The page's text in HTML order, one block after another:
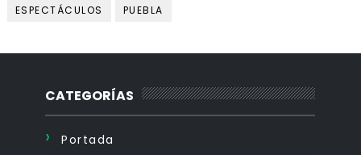
ESPECTÁCULOS
PUEBLA
CATEGORÍAS
Portada